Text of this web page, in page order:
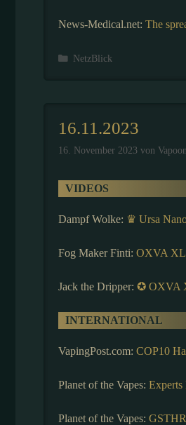
News-Medical.net: The
Kategorien
NetzBlick
16.11.2023
16. November 2023 von Vapoon
VIDEOS
Dampf Wolke: ♛ Ursa
Fog Maker Finti: OXVA
Jack the Dripper: ✪ OXVA
INTERNATIONAL
VapingPost.com: COP10
Planet of the Vapes:
Planet of the Vapes: